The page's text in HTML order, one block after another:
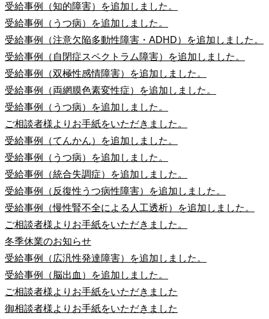
受給事例（知的障害）を追加しました。
受給事例（うつ病）を追加しました。
受給事例（注意欠陥多動性障害・ADHD）を追加しました。
受給事例（自閉症スペクトラム障害）を追加しました。
受給事例（双極性感情障害）を追加しました。
受給事例（両網膜色素変性症）を追加しました。
受給事例（うつ病）を追加しました。
ご相談者様よりお手紙をいただきました。
受給事例（てんかん）を追加しました。
受給事例（うつ病）を追加しました。
受給事例（統合失調症）を追加しました。
受給事例（反復性うつ病性障害）を追加しました。
受給事例（慢性腎不全による人工透析）を追加しました。
ご相談者様よりお手紙をいただきました。
冬季休業のお知らせ
受給事例（広汎性発達障害）を追加しました。
受給事例（脳出血）を追加しました。
ご相談者様よりお手紙をいただきました
御相談者様よりお手紙をいただきました